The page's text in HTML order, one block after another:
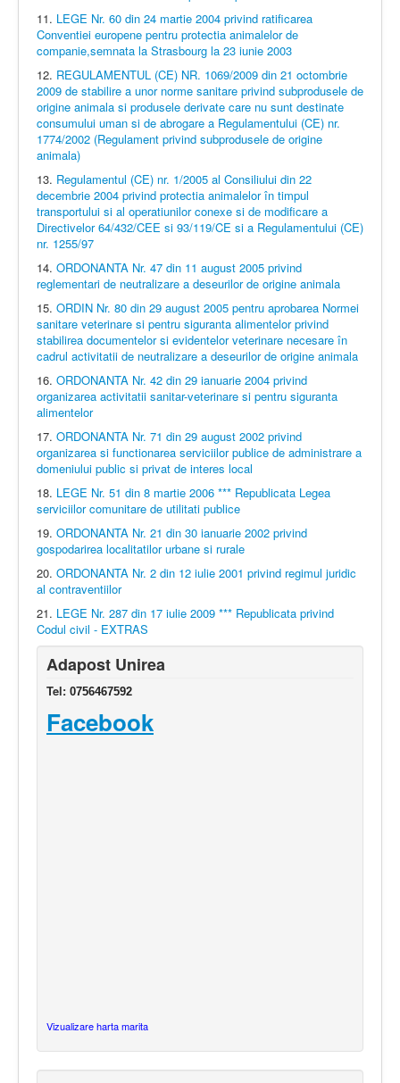
11. LEGE Nr. 60 din 24 martie 2004 privind ratificarea
Conventiei europene pentru protectia animalelor de
companie,semnata la Strasbourg la 23 iunie 2003
12. REGULAMENTUL (CE) NR. 1069/2009 din 21 octombrie
2009 de stabilire a unor norme sanitare privind subprodusele de
origine animala si produsele derivate care nu sunt destinate
consumului uman si de abrogare a Regulamentului (CE) nr.
1774/2002 (Regulament privind subprodusele de origine
animala)
13. Regulamentul (CE) nr. 1/2005 al Consiliului din 22
decembrie 2004 privind protectia animalelor în timpul
transportului si al operatiunilor conexe si de modificare a
Directivelor 64/432/CEE si 93/119/CE si a Regulamentului (CE)
nr. 1255/97
14. ORDONANTA Nr. 47 din 11 august 2005 privind
reglementari de neutralizare a deseurilor de origine animala
15. ORDIN Nr. 80 din 29 august 2005 pentru aprobarea Normei
sanitare veterinare si pentru siguranta alimentelor privind
stabilirea documentelor si evidentelor veterinare necesare în
cadrul activitatii de neutralizare a deseurilor de origine animala
16. ORDONANTA Nr. 42 din 29 ianuarie 2004 privind
organizarea activitatii sanitar-veterinare si pentru siguranta
alimentelor
17. ORDONANTA Nr. 71 din 29 august 2002 privind
organizarea si functionarea serviciilor publice de administrare a
domeniului public si privat de interes local
18. LEGE Nr. 51 din 8 martie 2006 *** Republicata Legea
serviciilor comunitare de utilitati publice
19. ORDONANTA Nr. 21 din 30 ianuarie 2002 privind
gospodarirea localitatilor urbane si rurale
20. ORDONANTA Nr. 2 din 12 iulie 2001 privind regimul juridic
al contraventiilor
21. LEGE Nr. 287 din 17 iulie 2009 *** Republicata privind
Codul civil - EXTRAS
Adapost Unirea
Tel: 0756467592
Facebook
Vizualizare harta marita